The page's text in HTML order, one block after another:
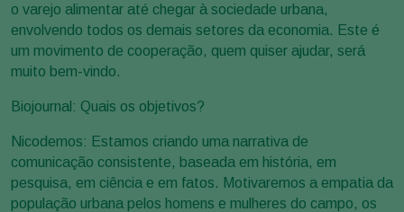
o varejo alimentar até chegar à sociedade urbana,
envolvendo todos os demais setores da economia. Este é
um movimento de cooperação, quem quiser ajudar, será
muito bem-vindo.
Biojournal: Quais os objetivos?
Nicodemos: Estamos criando uma narrativa de
comunicação consistente, baseada em história, em
pesquisa, em ciência e em fatos. Motivaremos a empatia da
população urbana pelos homens e mulheres do campo, os